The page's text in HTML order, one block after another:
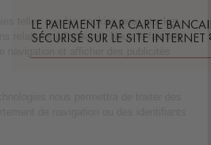
LE PAIEMENT PAR CARTE
SÉCURISÉ SUR LE SITE INTERNET